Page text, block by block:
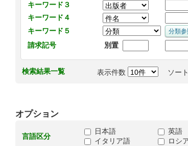
キーワード３
キーワード４
キーワード５
請求記号
別置
検索結果一覧 表示件数 ソー
オプション
言語区分
日本語 英語
イタリア語
ロシ